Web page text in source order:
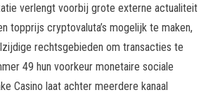
verlengt voorbij grote externe actualiteit
topprijs cryptovaluta’s mogelijk te maken,
rechtsgebieden om transacties te
49 hun voorkeur monetaire sociale
Casino laat achter meerdere kanaal